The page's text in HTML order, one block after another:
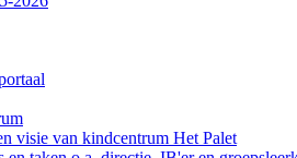
visie van kindcentrum Het Palet